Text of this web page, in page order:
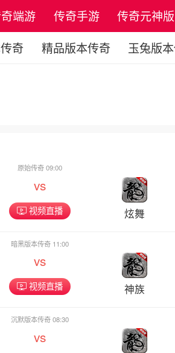
端游 传奇手游
传奇元神版
奇 精品版本传奇 玉兔版
原始传奇 09:00
vs
视频直播 炫舞
暗黑版本传奇 11:00
vs
视频直播 神族
沉默版本传奇 08:30
vs